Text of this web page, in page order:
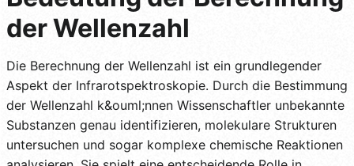
der Wellenzahl
Die Berechnung der Wellenzahl ist ein grundlegender
Aspekt der Infrarotspektroskopie. Durch die Bestimmung
der Wellenzahl k&ouml;nnen Wissenschaftler unbekannte
Substanzen genau identifizieren, molekulare Strukturen
untersuchen und sogar komplexe chemische Reaktionen